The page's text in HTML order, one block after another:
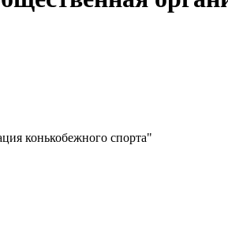
конькобежного спорта"